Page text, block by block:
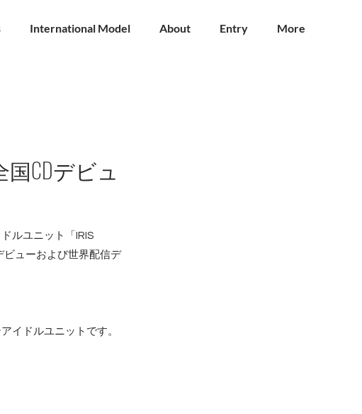
International Model About Entry More
CDデビュ
ルユニット「IRIS
ューおよび世界配信デ
イドルユニットです。